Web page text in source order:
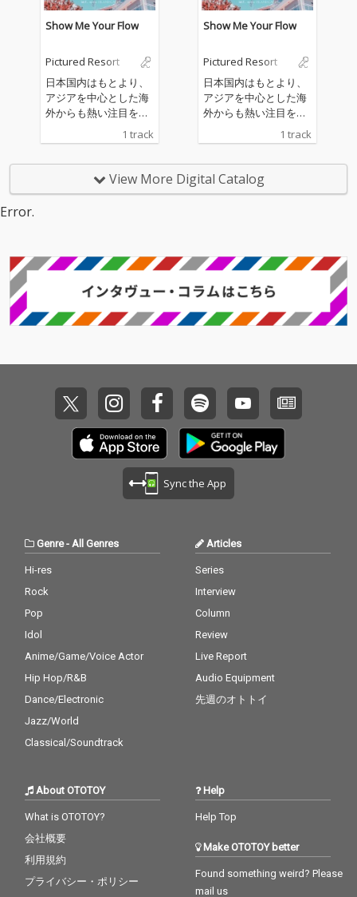
Show Me Your Flow
Pictured Resort
日本国内はもとより、
アジアを中心とした海
外からも熱い注目を集
ン＆リゾート・サウン
Resortが、「海」をテ
ーマとしたニュー・シ
なダンス・ポップ・サ
かせないBGMになる予
感。 ファンクのエッセ
ンスをベースに展開さ
とリゾートが同居する
リズムとドリーミーな
シンセ、心地よく漂う
ヴォーカルは究極にフ
ァンキーで爽やかな夏
のシーンを連想させ
る。“数多の音楽の美味
しい所のみを抽出した
ンセムの傑作が誕生し
ました。
1 track
Show Me Your Flow
Pictured Resort
日本国内はもとより、
アジアを中心とした海
外からも熱い注目を集
め、唯一無二のアーバ
ン＆リゾート・サウン
Resortが、「海」をテ
ーマとしたニュー・シ
なダンス・ポップ・サ
かせないBGMになる予
感。 ファンクのエッセ
ンスをベースに展開さ
とリゾートが同居する
リズムとドリーミーな
シンセ、心地よく漂う
ヴォーカルは究極にフ
ァンキーで爽やかな夏
のシーンを連想させ
しい所のみを抽出した
ンセムの傑作が誕生し
ました。
1 track
View More Digital Catalog
Error.
Sync the App
Genre- All Genres
Hi-res
Rock
Pop
Idol
Anime/Game/Voice Actor
Hip Hop/R&B
Dance/Electronic
Jazz/World
Classical/Soundtrack
Articles
Series
Interview
Column
Review
Live Report
Audio Equipment
先週のオトトイ
About OTOTOY
What is OTOTOY?
会社概要
利用規約
プライバシー・ポリシー
Help
Help Top
Make OTOTOY better
Found something weird? Please
mail us